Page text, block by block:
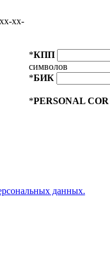
xx-
*КПП
символов
*БИК
*PERSONAL COR
данных.